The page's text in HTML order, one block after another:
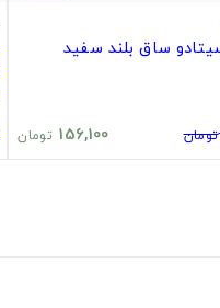
ساق بلند سفید
تومان 156,100 تومان